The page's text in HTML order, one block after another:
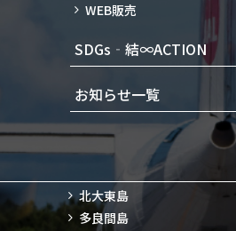
WEB販売
SDGs‐結∞ACTION
お知らせ一覧
北大東島
多良間島